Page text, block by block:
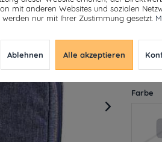
inkl.
Farbe
mit anderen Websites und sozialen
werden nur mit Ihrer Zustimmung gesetzt.
Ablehnen Alle akzeptieren